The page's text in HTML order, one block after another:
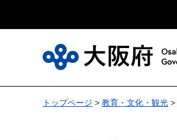
トップページ > 教育・文化・観光 >